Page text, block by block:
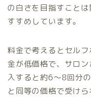
の白さを目指すこと
すすめしています。
料金で考えるとセル
金が低価格で、サロ
入すると約6〜8回分
と同等の価格で受けら